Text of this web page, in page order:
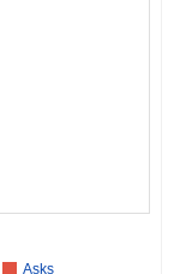
Asks